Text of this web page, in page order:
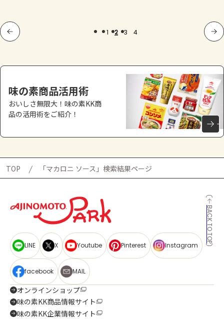
1 2 3 4
味の素商品活用術
おいしさ無限大！味の素KK商
品の活用術をご紹介！
TOP 「マカロニ ソース」検索結果ページ
BACK TO TOP
LINE X Youtube Pinterest Instagram
facebook MAIL
オンラインショップ
味の素KK商品情報サイト
味の素KK企業情報サイト